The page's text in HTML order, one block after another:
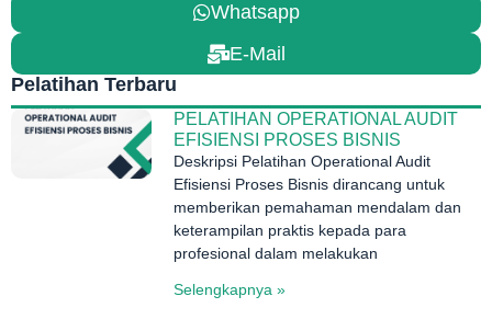
Whatsapp
E-Mail
Pelatihan Terbaru
PELATIHAN OPERATIONAL AUDIT
EFISIENSI PROSES BISNIS
Deskripsi Pelatihan Operational Audit
Efisiensi Proses Bisnis dirancang untuk
memberikan pemahaman mendalam dan
keterampilan praktis kepada para
profesional dalam melakukan
Selengkapnya »